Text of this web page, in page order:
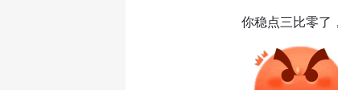
你稳点三比零了